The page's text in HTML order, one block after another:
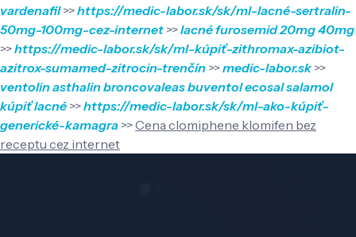
vardenafil>>https://medic-labor.sk/sk/ml-lacné-sertralin-
50mg-100mg-cez-internet >>lacné furosemid 20mg 40mg
>>https://medic-labor.sk/sk/ml-kúpiť-zithromax-azibiot-
azitrox-sumamed-zitrocin-trenčín >>medic-labor.sk>>
ventolin asthalin broncovaleas buventol ecosal salamol
kúpiť lacné >>https://medic-labor.sk/sk/ml-ako-kúpiť-
generické-kamagra >>Cena clomiphene klomifen bez
receptu cez internet